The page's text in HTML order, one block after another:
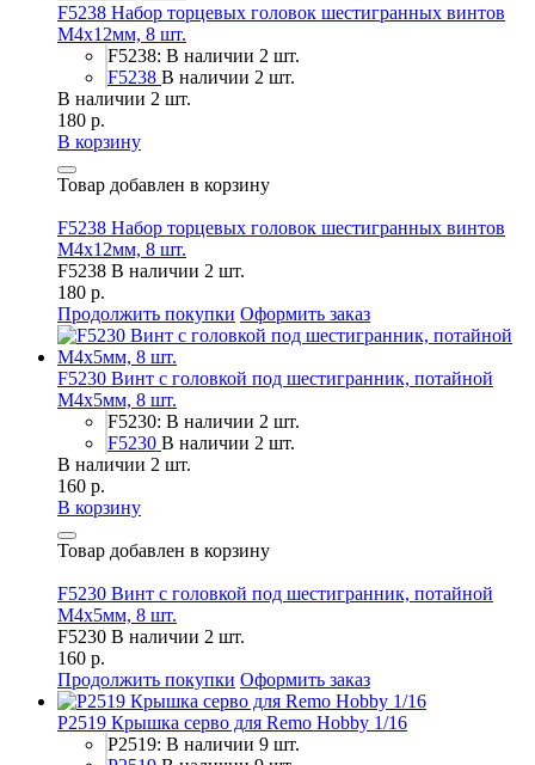
F5238 Набор торцевых головок шестигранных винтов
M4x12мм, 8 шт.
F5238: В наличии 2 шт.
F5238 В наличии 2 шт.
В наличии 2 шт.
180 р.
В корзину
Товар добавлен в корзину
F5238 Набор торцевых головок шестигранных винтов
M4x12мм, 8 шт.
F5238 В наличии 2 шт.
180 р.
Продолжить покупки Оформить заказ
F5230 Винт с головкой под шестигранник, потайной
М4х5мм, 8 шт.
F5230: В наличии 2 шт.
F5230 В наличии 2 шт.
В наличии 2 шт.
160 р.
В корзину
Товар добавлен в корзину
F5230 Винт с головкой под шестигранник, потайной
М4х5мм, 8 шт.
F5230 В наличии 2 шт.
160 р.
Продолжить покупки Оформить заказ
P2519 Крышка серво для Remo Hobby 1/16
P2519: В наличии 9 шт.